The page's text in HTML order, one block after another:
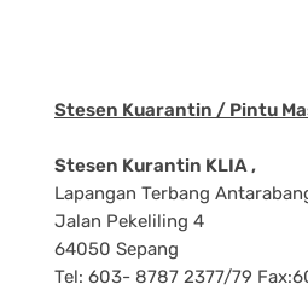
Stesen Kuarantin / Pintu
Stesen Kurantin KLIA ,
Lapangan Terbang
Jalan Pekeliling 4
64050 Sepang
Tel: 603- 8787 2377/79